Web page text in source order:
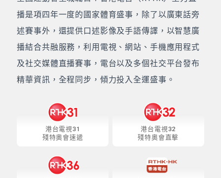
播是項四年一度的國家體育盛事，除了以廣東話旁
述賽事外，還提供口述影像及手語傳譯，以智慧廣
播結合共融服務，利用電視、網站、手機應用程式
及社交媒體直播賽事，電台以及多個社交平台發布
精華資訊，全程同步，傾力投入全運盛事。
港台電視31
殘特奧會速遞
港台電視32
殘特奧會直擊